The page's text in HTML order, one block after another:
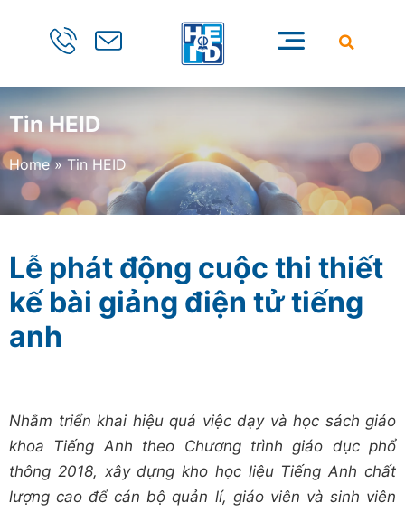
Tin HEID
Home»Tin HEID
Lễ phát động cuộc thi thiết
kế bài giảng điện tử tiếng
anh
Nhằm triển khai hiệu quả việc dạy và học sách giáo
khoa Tiếng Anh theo Chương trình giáo dục phổ
thông 2018, xây dựng kho học liệu Tiếng Anh chất
lượng cao để cán bộ quản lí, giáo viên và sinh viên